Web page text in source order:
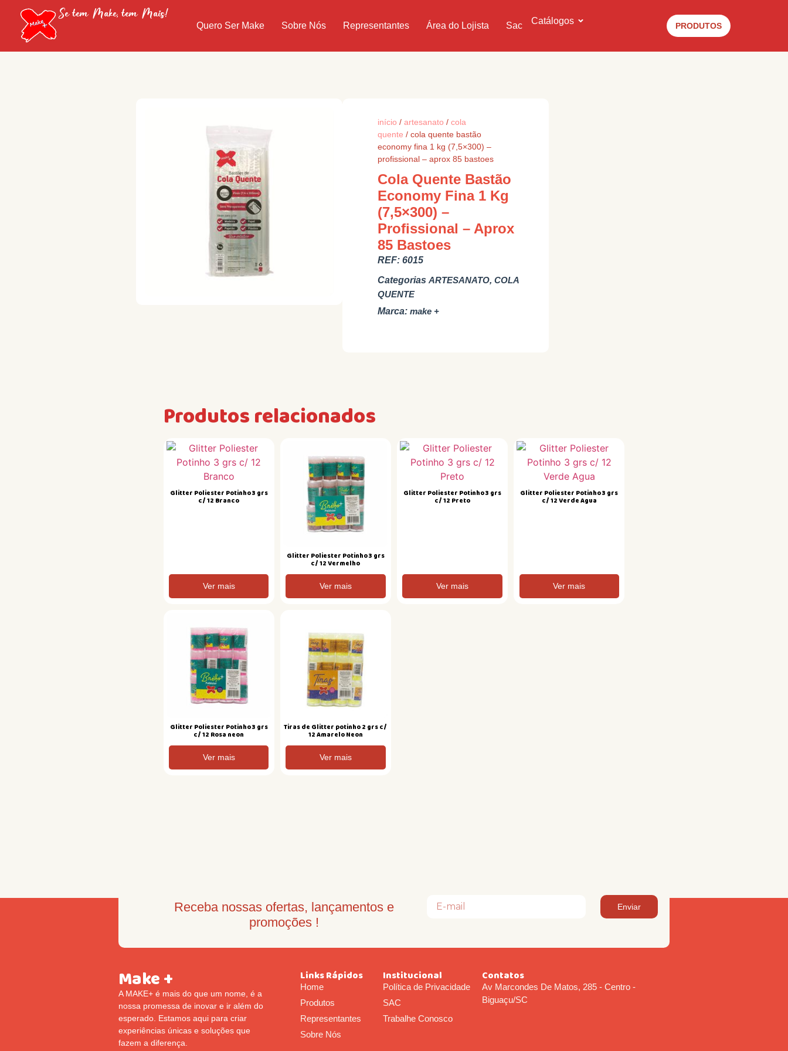
Se tem Make, tem Mais!
Quero Ser Make Sobre Nós Representantes Área do Lojista Sac Catálogos PRODUTOS
início / artesanato / cola
quente / cola quente bastão
economy fina 1 kg (7,5×300) –
profissional – aprox 85 bastoes
Cola Quente Bastão
Economy Fina 1 Kg
(7,5×300) –
Profissional – Aprox
85 Bastoes
REF: 6015
Categorias ARTESANATO, COLA
QUENTE
Marca: make +
Produtos relacionados
Glitter Poliester Potinho 3 grs
c/ 12 Branco
Ver mais
Glitter Poliester Potinho 3 grs
c/ 12 Vermelho
Ver mais
Glitter Poliester Potinho 3 grs
c/ 12 Preto
Ver mais
Glitter Poliester Potinho 3 grs
c/ 12 Verde Agua
Ver mais
Glitter Poliester Potinho 3 grs
c/ 12 Rosa neon
Ver mais
Tiras de Glitter potinho 2 grs c/
12 Amarelo Neon
Ver mais
Receba nossas ofertas, lançamentos e
promoções !
Enviar
Make +
A MAKE+ é mais do que um nome, é a
nossa promessa de inovar e ir além do
esperado. Estamos aqui para criar
experiências únicas e soluções que
fazem a diferença.
Links Rápidos
Home
Produtos
Representantes
Sobre Nós
Institucional
Política de Privacidade
SAC
Trabalhe Conosco
Contatos
Av Marcondes De Matos, 285 - Centro -
Biguaçu/SC